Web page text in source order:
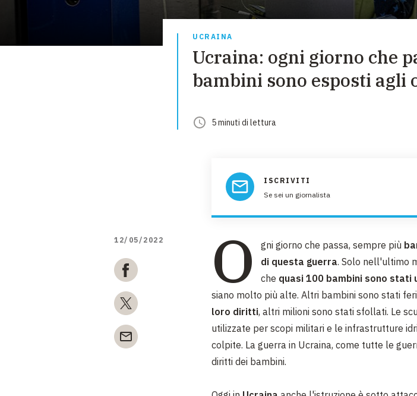
DIVERSI MODI PER DONARE.
COMODO PER TE
UCRAINA
Ucraina: ogni giorno che
bambini sono esposti agli
5minuti di lettura
ISCRIVITI
Se sei un giornalista
12/05/2022 O gni giorno che passa, sempre più
di questa guerra. Solo nell'ultimo
che quasi 100 bambini sono stati
siano molto più alte. Altri bambini sono stati
loro diritti, altri milioni sono stati sfollati. Le
utilizzate per scopi militari e le infrastrutture
colpite. La guerra in Ucraina, come tutte le
diritti dei bambini.